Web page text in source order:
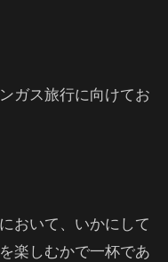
ガス旅行に向けてお
おいて、いかにして
楽しむかで一杯であ